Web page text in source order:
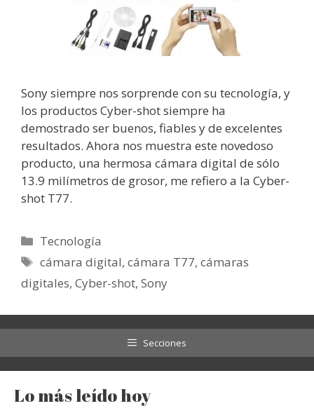
Sony siempre nos sorprende con su tecnología, y
los productos Cyber-shot siempre ha
demostrado ser buenos, fiables y de excelentes
resultados. Ahora nos muestra este novedoso
producto, una hermosa cámara digital de sólo
13.9 milímetros de grosor, me refiero a la Cyber-
shot T77.
Categorías
Tecnología
Etiquetas
cámara digital,cámara T77,cámaras
digitales, Cyber-shot, Sony
Secciones
Lo más leído hoy